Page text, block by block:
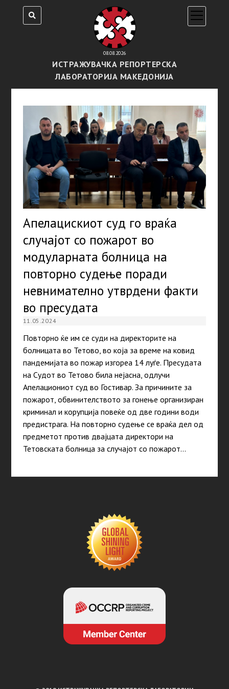
08.08.2026
ИСТРАЖУВАЧКА РЕПОРТЕРСКА
ЛАБОРАТОРИЈА МАКЕДОНИЈА
open
menu
Апелацискиот суд го враќа
случајот со пожарот во
модуларната болница на
повторно судење поради
невнимателно утврдени факти
во пресудата
11.05.2024
Повторно ќе им се суди на директорите на
болницата во Тетово, во која за време на ковид
пандемијата во пожар изгореа 14 луѓе. Пресудата
на Судот во Тетово била нејасна, одлучи
Апелациониот суд во Гостивар. За причините за
пожарот, обвинителството за гонење организиран
криминал и корупција повеќе од две години води
предистрага. На повторно судење се враќа дел од
предметот против двајцата директори на
Тетовската болница за случајот со пожарот…